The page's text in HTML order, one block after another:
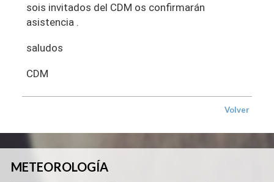
sois invitados del CDM os confirmarán
asistencia .
saludos
CDM
Volver
METEOROLOGÍA